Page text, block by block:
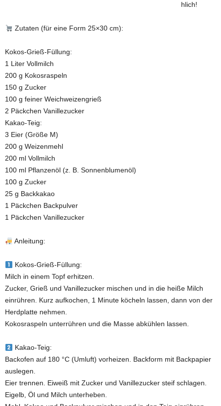
hlich!
Zutaten (für eine Form 25×30 cm):
Kokos-Grieß-Füllung:
1 Liter Vollmilch
200 g Kokosraspeln
150 g Zucker
100 g feiner Weichweizengrieß
2 Päckchen Vanillezucker
Kakao-Teig:
3 Eier (Größe M)
200 g Weizenmehl
200 ml Vollmilch
100 ml Pflanzenöl (z. B. Sonnenblumenöl)
100 g Zucker
25 g Backkakao
1 Päckchen Backpulver
1 Päckchen Vanillezucker
Anleitung:
Kokos-Grieß-Füllung:
Milch in einem Topf erhitzen.
Zucker, Grieß und Vanillezucker mischen und in die heiße Milch
einrühren. Kurz aufkochen, 1 Minute köcheln lassen, dann von der
Herdplatte nehmen.
Kokosraspeln unterrühren und die Masse abkühlen lassen.
Kakao-Teig:
Backofen auf 180 °C (Umluft) vorheizen. Backform mit Backpapier
auslegen.
Eier trennen. Eiweiß mit Zucker und Vanillezucker steif schlagen.
Eigelb, Öl und Milch unterheben.